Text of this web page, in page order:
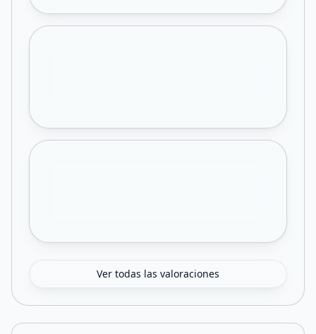
Ver todas las valoraciones